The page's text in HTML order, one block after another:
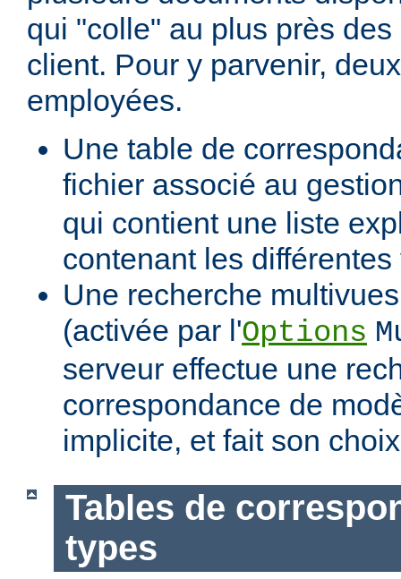
qui "colle" au plus près
client. Pour y parvenir,
employées.
Une table de
fichier associé au
qui contient une liste
contenant les
Une recherche
(activée par l'Options
serveur effectue une
correspondance de
implicite, et fait son
Tables de
types